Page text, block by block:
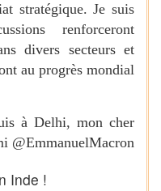
stratégique. Je suis
renforceront
divers secteurs et
au progrès mondial
à Delhi, mon cher
@EmmanuelMacron
Inde !